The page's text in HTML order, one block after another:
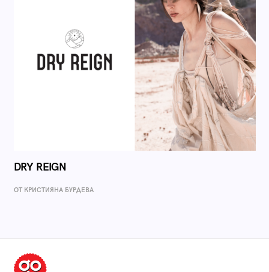
DRY REIGN
ОТ КРИСТИЯНА БУРДЕВА